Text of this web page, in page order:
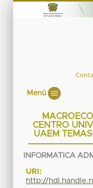
Menú
CENTRO
UAEM
INFORMATICA
URI:
http://